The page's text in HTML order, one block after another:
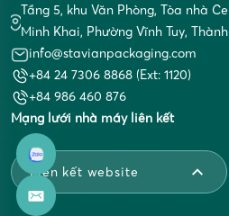
Tầng 5, khu Văn Phòng, Tòa nhà
Minh Khai, Phường Vĩnh Tuy,
info@stavianpackaging.com
+84 24 7306 8868 (Ext: 1120)
+84 986 460 876
Mạng lưới nhà máy liên kết
Liên kết website